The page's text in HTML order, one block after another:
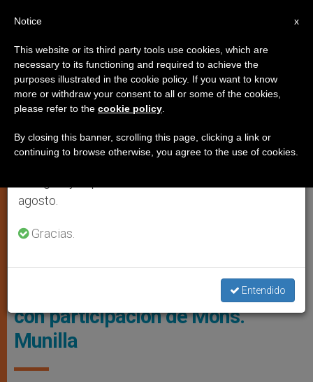
IGLESIA LOCAL,TESTIMONIOS
España: 40 días por la vida
impulsa un congreso en Madrid
con participación de Mons.
Munilla
×
Aviso importante
Del 27 de julio al 7 de agosto haremos la pausa
anual, aprovechando que en el periodo de verano
se generan menos informaciones y también el
agosto.
Gracias.
Entendido
x
Notice
This website or its third party tools use cookies, which are
necessary to its functioning and required to achieve the
purposes illustrated in the cookie policy. If you want to know
more or withdraw your consent to all or some of the cookies,
please refer to the cookie policy
By closing this banner, scrolling this page, clicking a link or
continuing to browse otherwise, you agree to the use of cookies.